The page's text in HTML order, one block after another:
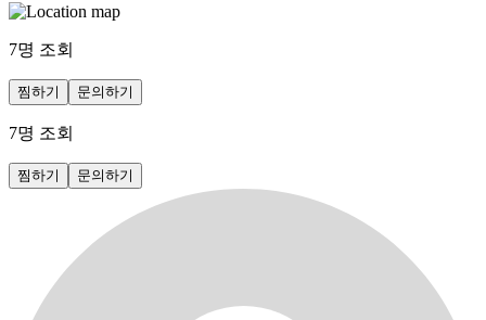
7명 조회
찜하기 문의하기
7명 조회
찜하기 문의하기